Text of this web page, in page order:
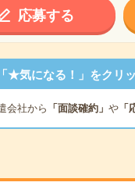
応募する
★気になる！」をクリッ
会社から 「面談確約」 や「